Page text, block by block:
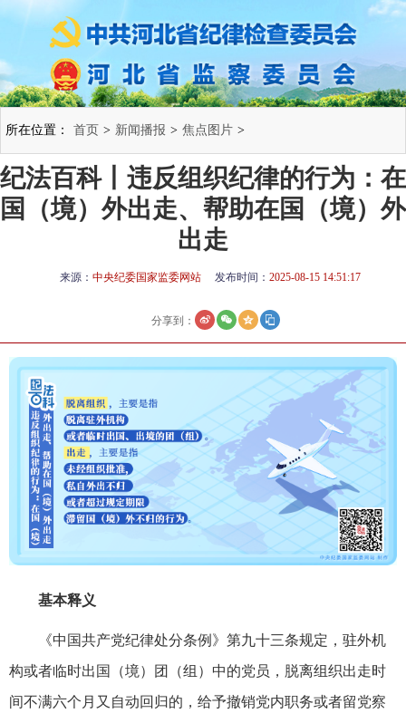
所在位置： 首页 > 新闻播报 > 焦点图片 >
纪法百科丨违反组织纪律的行为：在
国（境）外出走、帮助在国（境）外
出走
来源： 中央纪委国家监委网站 发布时间： 2025-08-15 14:51:17
分享到：
基本释义
《中国共产党纪律处分条例》第九十三条规定，驻外机
构或者临时出国（境）团（组）中的党员，脱离组织出走时
间不满六个月又自动回归的，给予撤销党内职务或者留党察